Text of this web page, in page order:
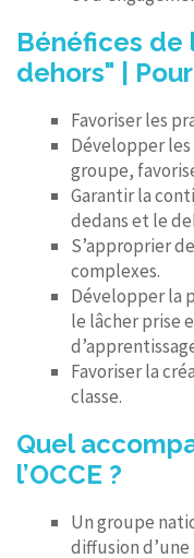
Bénéfices de
dehors" |
Favoriser les
Développer
groupe,
Garantir la
dedans et le
S’approprier
complexes.
Développer la
le lâcher prise
Favoriser la
classe.
Quel
l’OCCE ?
Un groupe
diffusion